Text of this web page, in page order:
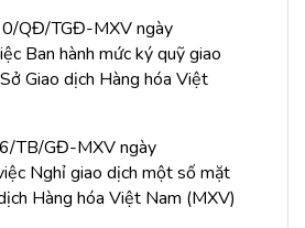
QĐ/TGĐ-MXV ngày
Ban hành mức ký quỹ giao
Giao dịch Hàng hóa Việt
TB/GĐ-MXV ngày
Nghỉ giao dịch một số mặt
Hàng hóa Việt Nam (MXV)